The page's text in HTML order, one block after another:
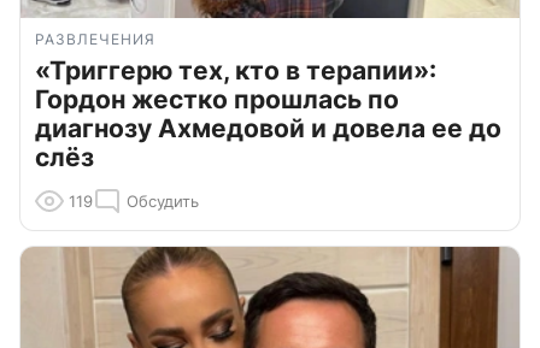
РАЗВЛЕЧЕНИЯ
«Триггерю тех, кто в терапии»:
Гордон жестко прошлась по
диагнозу Ахмедовой и довела ее до
слёз
119 Обсудить